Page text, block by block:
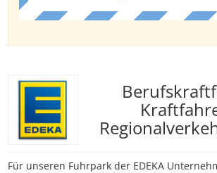
Für unseren Fuhrpark der EDEKA